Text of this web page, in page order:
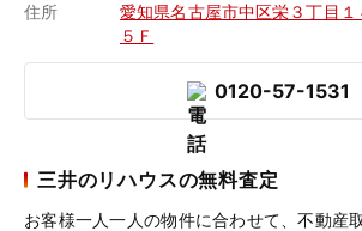
住所
愛知県名古屋市中区栄３丁目
５Ｆ
0120-57-1531
三井のリハウスの無料査定
お客様一人一人の物件に合わせて、不動産